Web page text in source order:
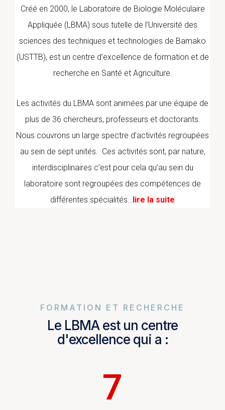
Créé en 2000, le Laboratoire de Biologie Moléculaire
Appliquée (LBMA) sous tutelle de l’Université des
sciences des techniques et technologies de Bamako
(USTTB), est un centre d’excellence de formation et de
recherche en Santé et Agriculture.
Les activités du LBMA sont animées par une équipe de
plus de 36 chercheurs, professeurs et doctorants.
Nous couvrons un large spectre d’activités regroupées
au sein de sept unités. Ces activités sont, par nature,
interdisciplinaires c’est pour cela qu’au sein du
laboratoire sont regroupées des compétences de
différentes spécialités… lire la suite
FORMATION ET RECHERCHE
Le LBMA est un centre
d'excellence qui a :
7